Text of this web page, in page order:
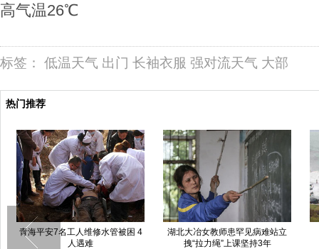
高气温26℃
标签： 低温天气 出门 长袖衣服 强对流天气 大部
热门推荐
青海平安7名工人维修水管被困 4
人遇难
湖北大冶女教师患罕见病难站立
拽“拉力绳”上课坚持3年